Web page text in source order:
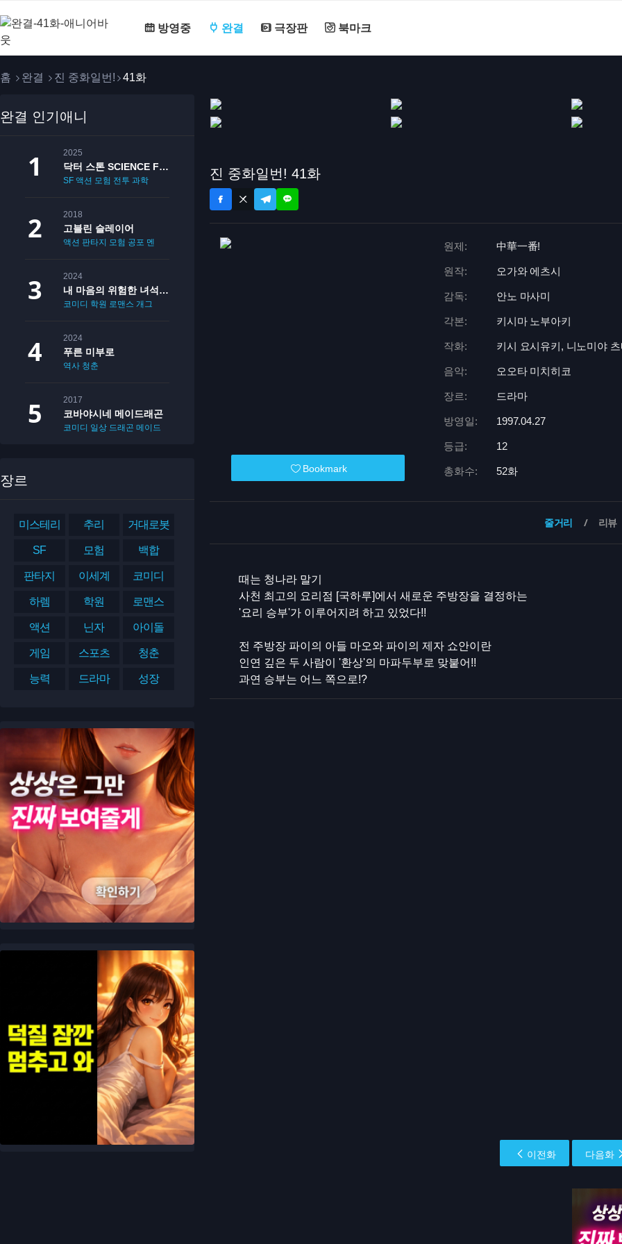
방영중 완결 극장판 북마크
홈 완결 진 중화일번! 41화
완결 인기애니
2025
닥터 스톤 SCIENCE FUTURE
SF 액션 모험 전투 과학
2018
고블린 슬레이어
액션 판타지 모험 공포 멘붕
2024
내 마음의 위험한 녀석 2기
코미디 학원 로맨스 개그
2024
푸른 미부로
역사 청춘
2017
코바야시네 메이드래곤
코미디 일상 드래곤 메이드
장르
미스테리 추리 거대로봇
SF 모험 백합
판타지 이세계 코미디
하렘 학원 로맨스
액션 닌자 아이돌
게임 스포츠 청춘
능력 드라마 성장
진 중화일번! 41화
Bookmark
원제: 中華一番!
원작: 오가와 에츠시
감독: 안노 마사미
각본: 키시마 노부아키
작화: 키시 요시유키, 니노미야
음악: 오오타 미치히코
장르: 드라마
방영일: 1997.04.27
등급: 12
총화수: 52화
줄거리 리뷰
때는 청나라 말기
사천 최고의 요리점 [국하루]에서 새로운 주방장을 결정하는
'요리 승부'가 이루어지려 하고 있었다!!
전 주방장 파이의 아들 마오와 파이의 제자 쇼안이란
인연 깊은 두 사람이 '환상'의 마파두부로 맞붙어!!
과연 승부는 어느 쪽으로!?
이전화 다음화